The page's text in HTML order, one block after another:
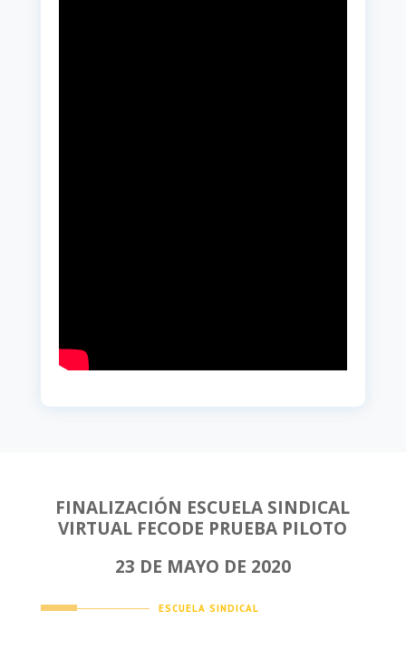
FINALIZACIÓN ESCUELA SINDICAL
VIRTUAL FECODE PRUEBA PILOTO
23 DE MAYO DE 2020
ESCUELA SINDICAL